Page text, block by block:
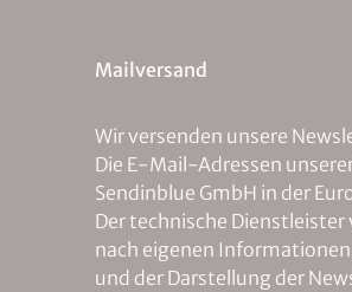
Mailversand
Wir versenden unsere
Die E-Mail-Adressen
Sendinblue GmbH in der
Der technische
nach eigenen
und der Darstellung der